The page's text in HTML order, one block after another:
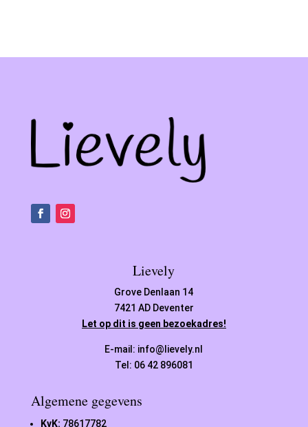
Lievely
Grove Denlaan 14
7421 AD Deventer
Let op dit is geen bezoekadres!
E-mail: info@lievely.nl
Tel: 06 42 896081
Algemene gegevens
KvK: 78617782